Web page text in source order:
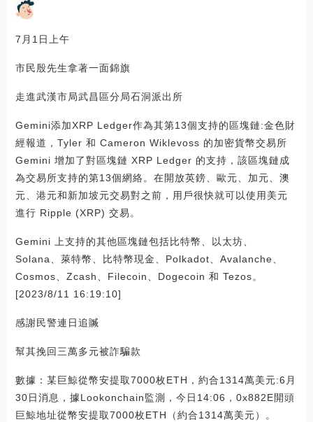
7月1日上午
市民殷先生拿著一面錦旗
走進武漢市局武昌區分局石洞派出所
Gemini添加XRP Ledger作為其第13個支持的區塊鏈:金色財
經報道，Tyler 和 Cameron Wiklevoss 的加密貨幣交易所
Gemini 增加了對區塊鏈 XRP Ledger 的支持，該區塊鏈成
為交易所支持的第13個網絡。在開放英鎊、歐元、加元、澳
元、港元和新加坡元交易對之前，用戶很快就可以使用美元
進行 Ripple (XRP) 交易。
Gemini 上支持的其他區塊鏈包括比特幣、以太坊、
Solana、萊特幣、比特幣現金、Polkadot、Avalanche、
Cosmos、Zcash、Filecoin、Dogecoin 和 Tezos。
[2023/8/11 16:19:10]
感謝民警連日追贓
幫其挽回三萬多元被詐騙款
數據：某巨鯨從幣安提取7000枚ETH，約合1314萬美元:6月
30日消息，據Lookonchain監測，今日14:06，0x882E開頭
巨鯨地址從幣安提取7000枚ETH（約合1314萬美元）。